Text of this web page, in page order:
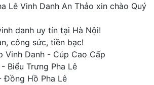
Lê Vinh Danh An Thảo xin chào Quý
danh uy tín tại Hà Nội!
công sức, tiền bạc!
Vinh Danh - Cúp Cao Cấp
Biểu Trưng Pha Lê
Đồng Hồ Pha Lê